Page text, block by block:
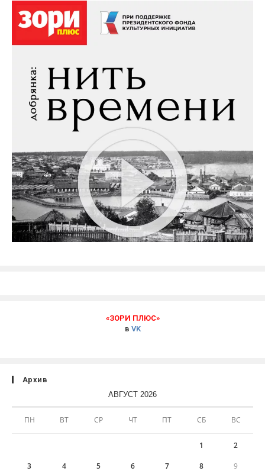
«ЗОРИ ПЛЮС»
в VK
Архив
АВГУСТ 2026
ПН ВТ СР ЧТ ПТ СБ ВС
1 2
3 4 5 6 7 8 9